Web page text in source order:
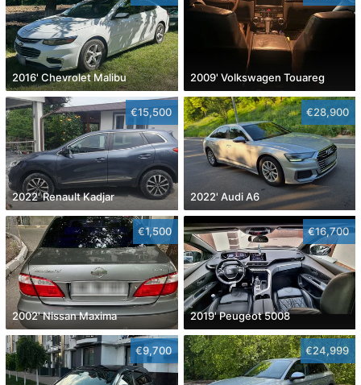
2016' Chevrolet Malibu 2009' Volkswagen Touareg
€15,500
2022' Renault Kadjar
€28,900
2022' Audi A6
€1,500
2002' Nissan Maxima
€16,700
2019' Peugeot 5008
€9,700 €24,999